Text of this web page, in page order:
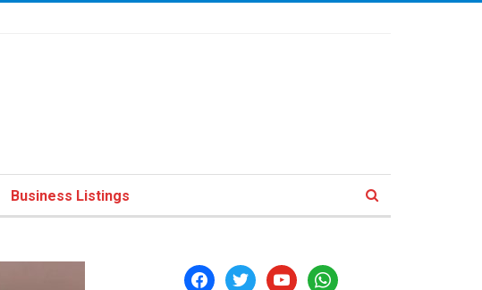
Business Listings
facebooktwitteryoutubewhatsapp